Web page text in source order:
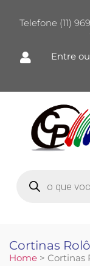
Telefone (11)
Entre
Cortinas
Home > Cortinas